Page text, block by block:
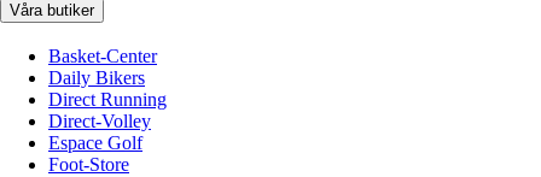
Våra butiker
Basket-Center
Daily Bikers
Direct Running
Direct-Volley
Espace Golf
Foot-Store